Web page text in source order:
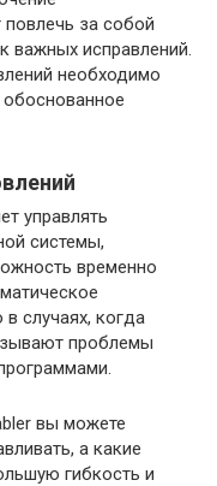
за собой
важных исправлений.
необходимо
обоснованное
управлять
системы,
временно
случаях, когда
проблемы
вы можете
а какие
гибкость и